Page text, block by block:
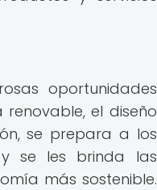
oportunidades
el diseño
se prepara a los
se les brinda las
más sostenible.